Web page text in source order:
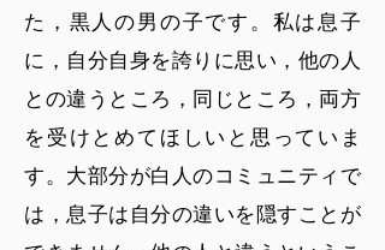
た，黒人の男の子です。私は息子
に，自分自身を誇りに思い，他の人
との違うところ，同じところ，両方
を受けとめてほしいと思っていま
す。大部分が白人のコミュニティで
は，息子は自分の違いを隠すことが